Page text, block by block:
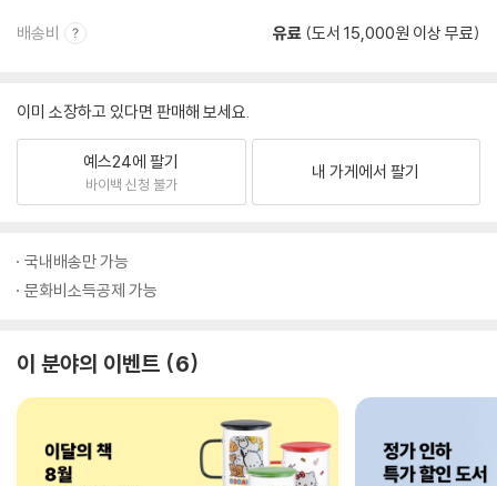
배송비 유료 (도서 15,000원 이상 무료)
이미 소장하고 있다면 판매해 보세요.
예스24에 팔기
바이백 신청 불가
내 가게에서 팔기
국내배송만 가능
문화비소득공제 가능
이 분야의 이벤트 6